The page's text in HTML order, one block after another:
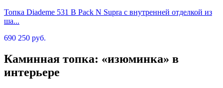
Топка Diademe 531 B Pack N Supra с внутренней отделкой из
ша...
690 250 руб.
Каминная топка: «изюминка» в
интерьере